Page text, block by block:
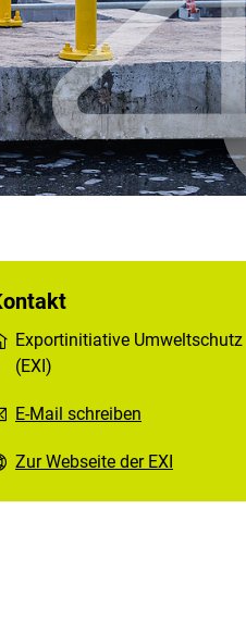
Exportinitiative Umweltschutz
(EXI)
E-Mail schreiben
Zur Webseite der EXI